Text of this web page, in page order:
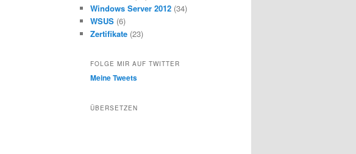
Windows Server 2012 (34)
WSUS (6)
Zertifikate (23)
FOLGE MIR AUF TWITTER
Meine Tweets
ÜBERSETZEN